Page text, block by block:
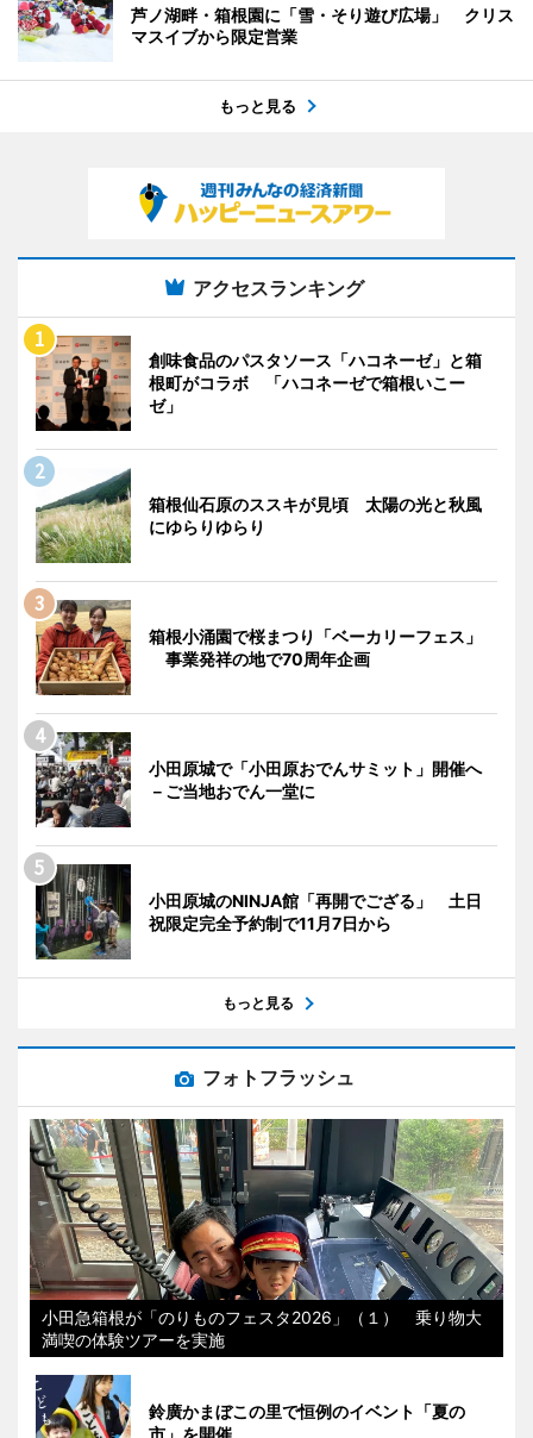
芦ノ湖畔・箱根園に「雪・そり遊び広場」 クリス
マスイブから限定営業
もっと見る
アクセスランキング
創味食品のパスタソース「ハコネーゼ」と箱
根町がコラボ 「ハコネーゼで箱根いこー
ゼ」
箱根仙石原のススキが見頃 太陽の光と秋風
にゆらりゆらり
箱根小涌園で桜まつり「ベーカリーフェス」
事業発祥の地で70周年企画
小田原城で「小田原おでんサミット」開催へ
－ご当地おでん一堂に
小田原城のNINJA館「再開でござる」 土日
祝限定完全予約制で11月7日から
もっと見る
フォトフラッシュ
小田急箱根が「のりものフェスタ2026」（１） 乗り物大
満喫の体験ツアーを実施
鈴廣かまぼこの里で恒例のイベント「夏の
市」を開催